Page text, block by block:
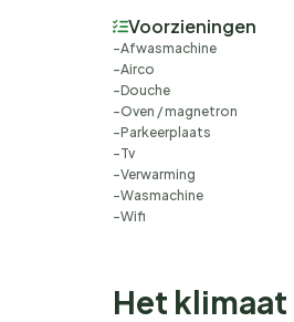
Voorzieningen
Afwasmachine
Airco
Douche
Oven / magnetron
Parkeerplaats
Tv
Verwarming
Wasmachine
Wifi
Het klimaat